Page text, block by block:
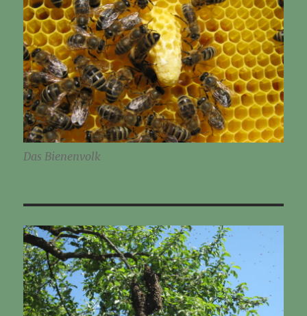
Das Bienenvolk